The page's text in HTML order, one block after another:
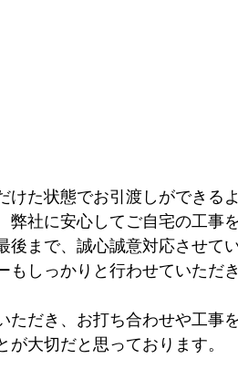
けた状態でお引渡しができる
弊社に安心してご自宅の工事
まで、誠心誠意対応させて
もしっかりと行わせていただ
ただき、お打ち合わせや工事
大切だと思っております。